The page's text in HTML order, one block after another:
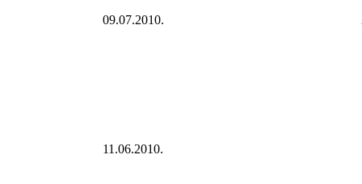
09.07.2010.
11.06.2010.